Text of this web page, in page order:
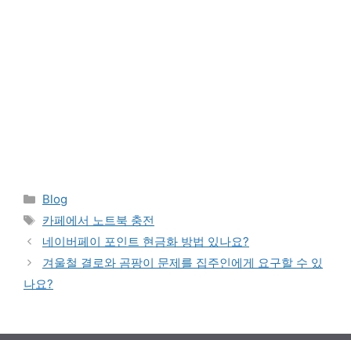
Categories
Blog
Tags
카페에서 노트북 충전
네이버페이 포인트 현금화 방법 있나요?
겨울철 결로와 곰팡이 문제를 집주인에게 요구할 수 있
나요?